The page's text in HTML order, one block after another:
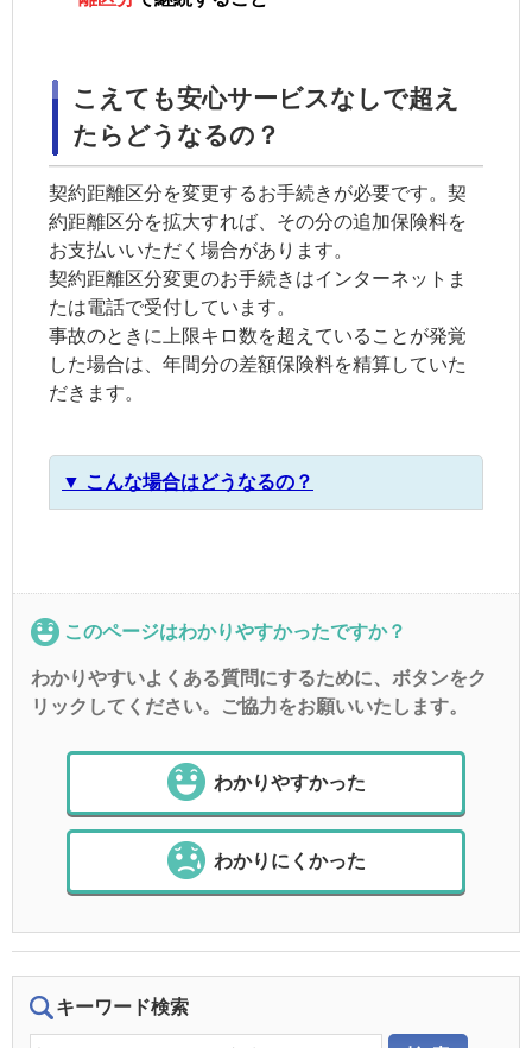
こえても安心サービスなしで超え
たらどうなるの？
契約距離区分を変更するお手続きが必要です。 契
約距離区分を拡大すれば、その分の追加保険料を
お支払いいただく場合があります。
契約距離区分変更のお手続きはインターネットま
たは電話で受付しています。
事故のときに上限キロ数を超えていることが発覚
した場合は、年間分の差額保険料を精算していた
だきます。
▼ こんな場合はどうなるの？
このページはわかりやすかったですか？
わかりやすいよくある質問にするために、ボタンをク
リックしてください。ご協力をお願いいたします。
わかりやすかった
わかりにくかった
キーワード検索